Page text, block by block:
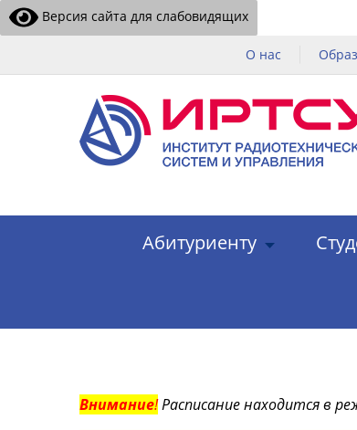
Версия сайта для слабовидящих
О нас
Абитуриенту
Внимание!Расписание находится в